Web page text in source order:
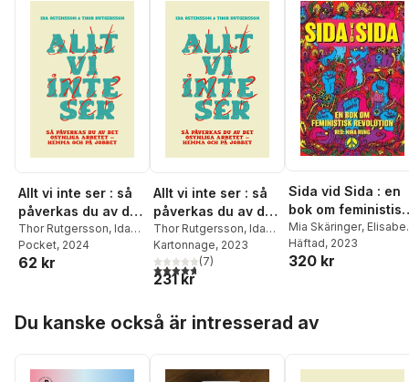
Allt vi inte ser : så
påverkas du av det
osynliga arbetet -
hemma och på
jobbet
Thor Rutgersson, Ida
Östensson
Pocket, 2024
62 kr
Allt vi inte ser : så
påverkas du av det
osynliga arbetet -
hemma och på
jobbet
Thor Rutgersson, Ida
Östensson
Kartonnage, 2023
4,7utav 5 stjärnor. Totalt antal röster:
(7)
231 kr
Sida vid Sida : en
bok om feministisk
revolution
Mia Skäringer,
Rosenbrand,
Asabea Britton
Zandra Kanakaris
Henriksson,Nilla
Häftad, 2023
320 kr
Du kanske också är intresserad av